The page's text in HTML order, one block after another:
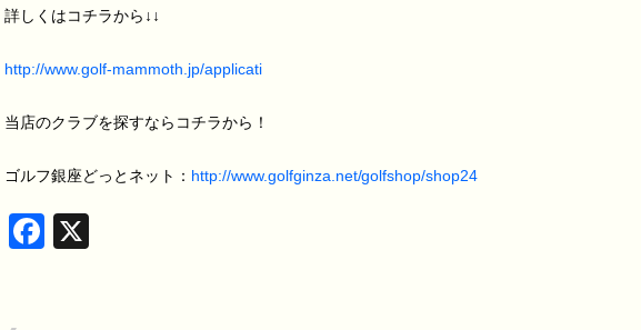
詳しくはコチラから↓↓
http://www.golf-mammoth.jp/applicati
当店のクラブを探すならコチラから！
ゴルフ銀座どっとネット： http://www.golfginza.net/golfshop/shop24
Facebook